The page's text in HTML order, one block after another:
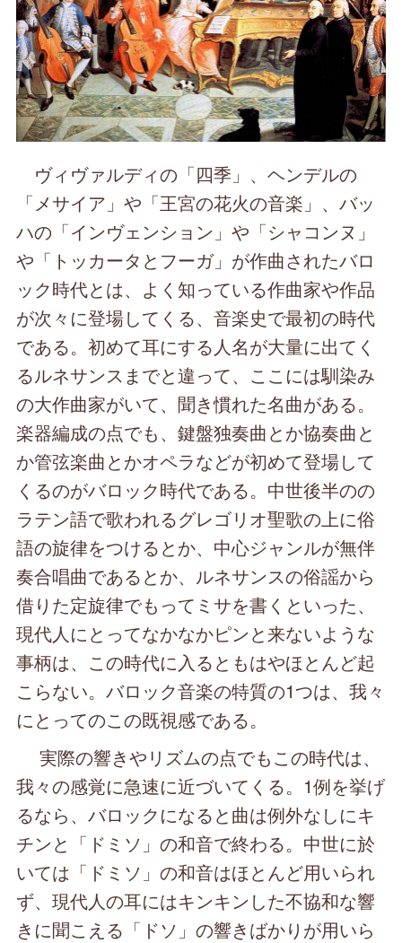
ヴィヴァルディの「四季」、ヘンデルの
「メサイア」や「王宮の花火の音楽」、バッ
ハの「インヴェンション」や「シャコンヌ」
や「トッカータとフーガ」が作曲されたバロ
ック時代とは、よく知っている作曲家や作品
が次々に登場してくる、音楽史で最初の時代
である。初めて耳にする人名が大量に出てく
るルネサンスまでと違って、ここには馴染み
の大作曲家がいて、聞き慣れた名曲がある。
楽器編成の点でも、鍵盤独奏曲とか協奏曲と
か管弦楽曲とかオペラなどが初めて登場して
くるのがバロック時代である。中世後半のの
ラテン語で歌われるグレゴリオ聖歌の上に俗
語の旋律をつけるとか、中心ジャンルが無伴
奏合唱曲であるとか、ルネサンスの俗謡から
借りた定旋律でもってミサを書くといった、
現代人にとってなかなかピンと来ないような
事柄は、この時代に入るともはやほとんど起
こらない。バロック音楽の特質の1つは、我々
にとってのこの既視感である。
実際の響きやリズムの点でもこの時代は、
我々の感覚に急速に近づいてくる。1例を挙げ
るなら、バロックになると曲は例外なしにキ
チンと「ドミソ」の和音で終わる。中世に於
いては「ドミソ」の和音はほとんど用いられ
ず、現代人の耳にはキンキンした不協和な響
きに聞こえる「ドソ」の響きばかりが用いら